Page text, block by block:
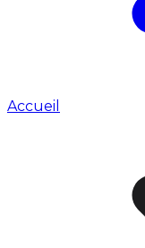
Accueil